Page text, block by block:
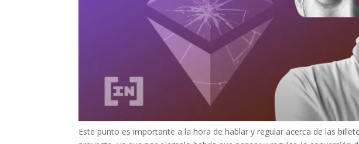
Este punto es importante a la hora de hablar y regular acerca de las